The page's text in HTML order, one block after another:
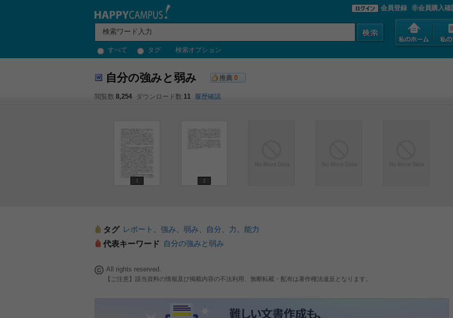
すべて タグ 検索オプション
会員登録 非会員購入確
自分の強みと弱み 推薦 0
閲覧数 8,254 ダウンロード数 11 履歴確認
1 2
タグ レポート 強み 弱み 自分 力
能力
代表キーワード 自分の強みと弱み
All rights reserved.
【ご注意】該当資料の情報及び掲載内容の不法利用、無断転載・配布は著作権法違反となります。